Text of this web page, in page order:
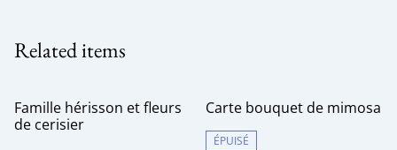
Related items
Famille hérisson et fleurs
de cerisier
Carte bouquet de mimosa
ÉPUISÉ